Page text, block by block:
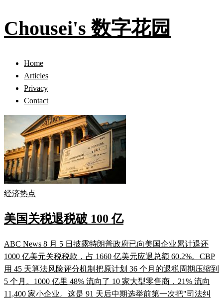
Chousei's 数字花园
Home
Articles
Privacy
Contact
经济热点
美国关税退税破 100 亿
ABC News 8 月 5 日披露特朗普政府已向美国企业累计退还
1000 亿美元关税税款，占 1660 亿美元应退总额 60.2%。CBP
用 45 天算法风险评分机制把原计划 36 个月的退税周期压缩到
5 个月。1000 亿里 48% 流向了 10 家大型零售商，21% 流向
11,400 家小企业。这是 91 天后中期选举前第一次把"司法纠